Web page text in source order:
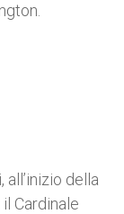
della
Cardinale